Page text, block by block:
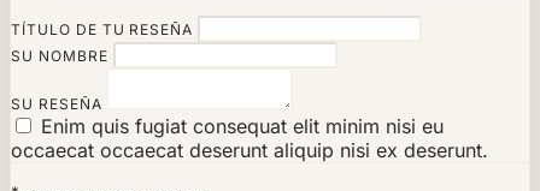
TÍTULO DE TU RESEÑA
SU NOMBRE
SU RESEÑA
Enim quis fugiat consequat elit minim nisi eu
occaecat occaecat deserunt aliquip nisi ex deserunt.